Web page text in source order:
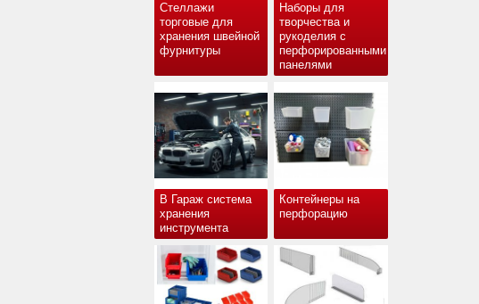
Стеллажи
торговые для
хранения швейной
фурнитуры
Наборы для
творчества и
рукоделия с
перфорированными
панелями
В Гараж система
хранения
инструмента
Контейнеры на
перфорацию